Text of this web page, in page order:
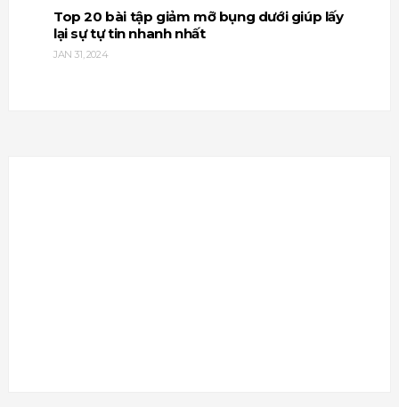
Top 20 bài tập giảm mỡ bụng dưới giúp lấy
lại sự tự tin nhanh nhất
JAN 31, 2024